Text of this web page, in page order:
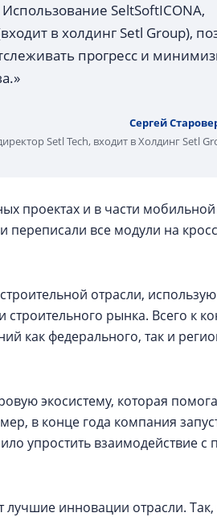
SeltSoftICONA,
в холдинг Setl Group),
прогресс и
Сергей
Setl Tech, входит в Холдинг Setl
проектах и в части
переписали все модули на
отрасли,
рынка. Всего к
как федерального, так и
экосистему, которая
в конце года компания
упростить взаимодействие с
инновации отрасли.